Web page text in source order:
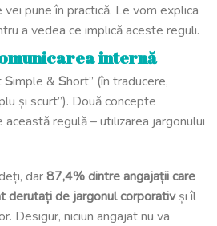
pune în practică. Le vom explica
a vedea ce implică aceste reguli.
internă
Simple & Short” (în traducere,
și scurt”). Două concepte
regulă – utilizarea jargonului
dar87,4% dintre angajații care
derutați de jargonul corporativși îl
Desigur, niciun angajat nu va